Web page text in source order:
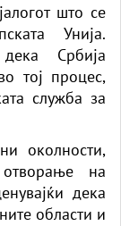
што се
Унија.
Србија
тој процес,
служба за
околности,
на
дека
области и